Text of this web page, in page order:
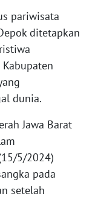
pariwisata
ditetapkan
dunia.
Jawa Barat
5/2024)
pada
setelah